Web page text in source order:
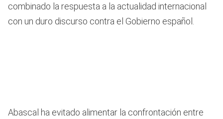
combinado la respuesta a la actualidad internacional
con un duro discurso contra el Gobierno español.
Abascal ha evitado alimentar la confrontación entre